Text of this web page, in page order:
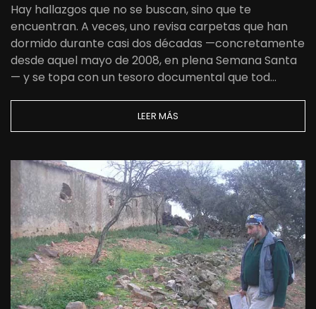
Hay hallazgos que no se buscan, sino que te
encuentran. A veces, uno revisa carpetas que han
dormido durante casi dos décadas —concretamente
desde aquel mayo de 2008, en plena Semana Santa
— y se topa con un tesoro documental que tod…
LEER MÁS